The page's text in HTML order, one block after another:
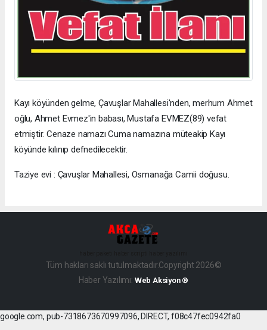
Kayı köyünden gelme, Çavuşlar Mahallesi'nden, merhum Ahmet
oğlu, Ahmet Evmez'in babası, Mustafa EVMEZ(89) vefat
etmiştir. Cenaze namazı Cuma namazına müteakip Kayı
köyünde kılınıp defnedilecektir.
Taziye evi : Çavuşlar Mahallesi, Osmanağa Camii doğusu.
Tüm hakları saklı tutulmaktadır.Copyright 2026©
Haber Yazılımı: Web Aksiyon ®
google.com, pub-7318673670997096, DIRECT, f08c47fec0942fa0